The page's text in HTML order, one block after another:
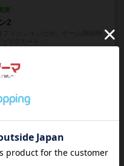
実
2
団2
Hill社が出版した『Kampfgruppe...
団1
Hill社が出版した『Kampfgruppe...